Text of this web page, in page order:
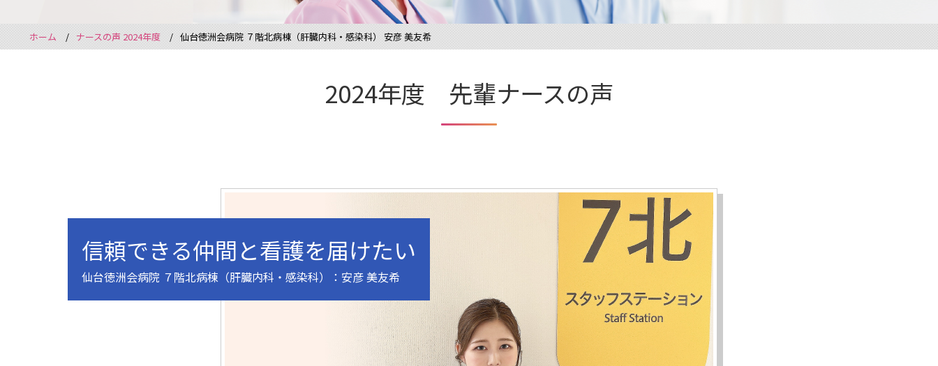
ホーム ナースの声 2024年度 仙台徳洲会病院 ７階北病棟（肝臓内科・感染科） 安彦 美友希
2024年度 先輩ナースの声
信頼できる仲間と看護を届けたい
仙台徳洲会病院 ７階北病棟（肝臓内科・感染科）：安彦 美友希